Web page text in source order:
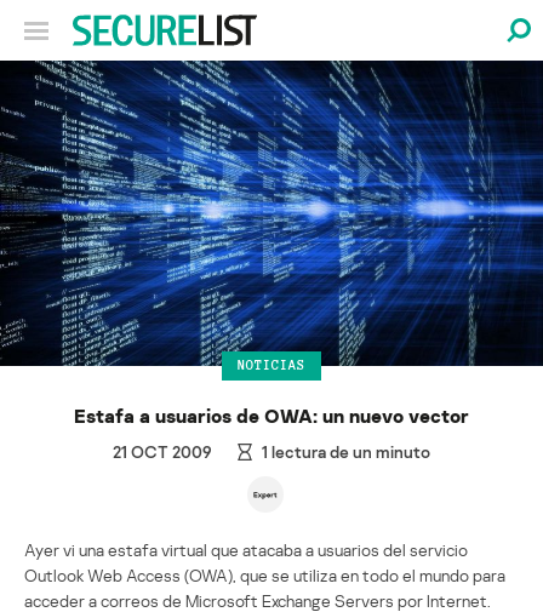
NOTICIAS
Estafa a usuarios de OWA: un nuevo vector
21 OCT 2009 1 lectura de un minuto
Ayer vi una estafa virtual que atacaba a usuarios del servicio
Outlook Web Access (OWA), que se utiliza en todo el mundo para
acceder a correos de Microsoft Exchange Servers por Internet.